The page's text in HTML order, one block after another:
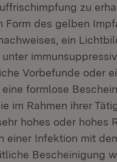
zu
Form des gelben
ein
Vorbefunde oder
formlose
im Rahmen ihrer
hohes oder hohes
einer Infektion mit
Bescheinigung